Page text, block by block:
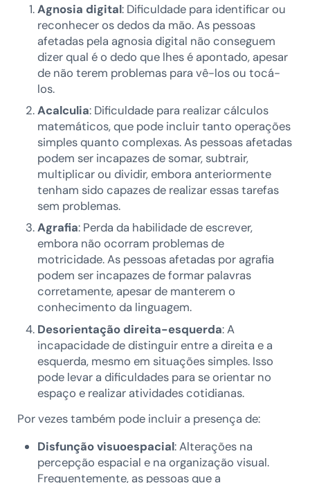
Agnosia digital: Dificuldade para identificar ou
reconhecer os dedos da mão. As pessoas
afetadas pela agnosia digital não conseguem
dizer qual é o dedo que lhes é apontado, apesar
de não terem problemas para vê-los ou tocá-
los.
Acalculia: Dificuldade para realizar cálculos
matemáticos, que pode incluir tanto operações
simples quanto complexas. As pessoas afetadas
podem ser incapazes de somar, subtrair,
multiplicar ou dividir, embora anteriormente
tenham sido capazes de realizar essas tarefas
sem problemas.
Agrafia: Perda da habilidade de escrever,
embora não ocorram problemas de
motricidade. As pessoas afetadas por agrafia
podem ser incapazes de formar palavras
corretamente, apesar de manterem o
conhecimento da linguagem.
Desorientação direita-esquerda: A
incapacidade de distinguir entre a direita e a
esquerda, mesmo em situações simples. Isso
pode levar a dificuldades para se orientar no
espaço e realizar atividades cotidianas.
Por vezes também pode incluir a presença de:
Disfunção visuoespacial: Alterações na
percepção espacial e na organização visual.
Frequentemente, as pessoas que a